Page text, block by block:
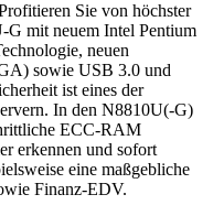
Sie von höchster
G mit neuem Intel Pentium
neuen
sowie USB 3.0 und
ist eines der
In den N8810U(-G)
ECC-RAM
erkennen und sofort
eine maßgebliche
Finanz-EDV.